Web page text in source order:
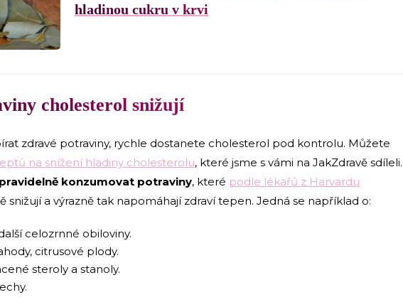
hladinou cukru v krvi
cholesterol snižují
zdravé potraviny, rychle dostanete cholesterol pod kontrolu. Můžete
na snížení hladiny cholesterolu, které jsme s vámi na JakZdravě sdíleli.
konzumovat potraviny, které podle lékařů z Harvardu
snižují a výrazně tak napomáhají zdraví tepen. Jedná se například o:
celozrnné obiloviny.
citrusové plody.
steroly a stanoly.